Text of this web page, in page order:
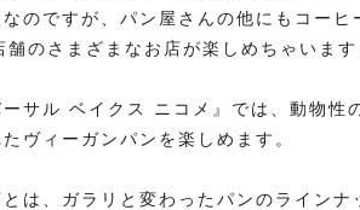
のですが、パン屋さんの他にもコーヒ
のさまざまなお店が楽しめちゃいます
サル ベイクス ニコメ』では、動物性
ヴィーガンパンを楽しめます。
は、ガラリと変わったパンのラインナ